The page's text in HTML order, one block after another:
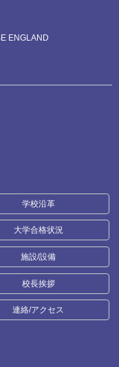
ENGLAND
学校沿革
大学合格状況
施設/設備
校長挨拶
連絡/アクセス